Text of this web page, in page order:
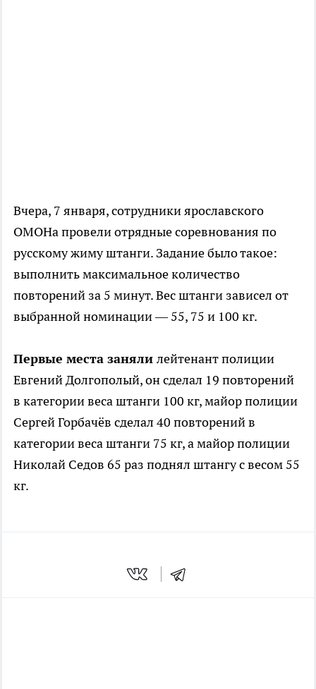
Вчера, 7 января, сотрудники ярославского
ОМОНа провели отрядные соревнования по
русскому жиму штанги. Задание было такое:
выполнить максимальное количество
повторений за 5 минут. Вес штанги зависел от
выбранной номинации — 55, 75 и 100 кг.
Первые места заняли лейтенант полиции
Евгений Долгополый, он сделал 19 повторений
в категории веса штанги 100 кг, майор полиции
Сергей Горбачёв сделал 40 повторений в
категории веса штанги 75 кг, а майор полиции
Николай Седов 65 раз поднял штангу с весом 55
кг.